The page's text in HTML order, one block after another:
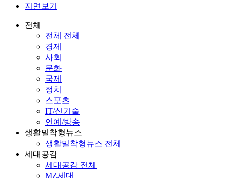
지면보기
전체
전체 전체
경제
사회
문화
국제
정치
스포츠
IT/신기술
연예/방송
생활밀착형뉴스
생활밀착형뉴스 전체
세대공감
세대공감 전체
MZ세대